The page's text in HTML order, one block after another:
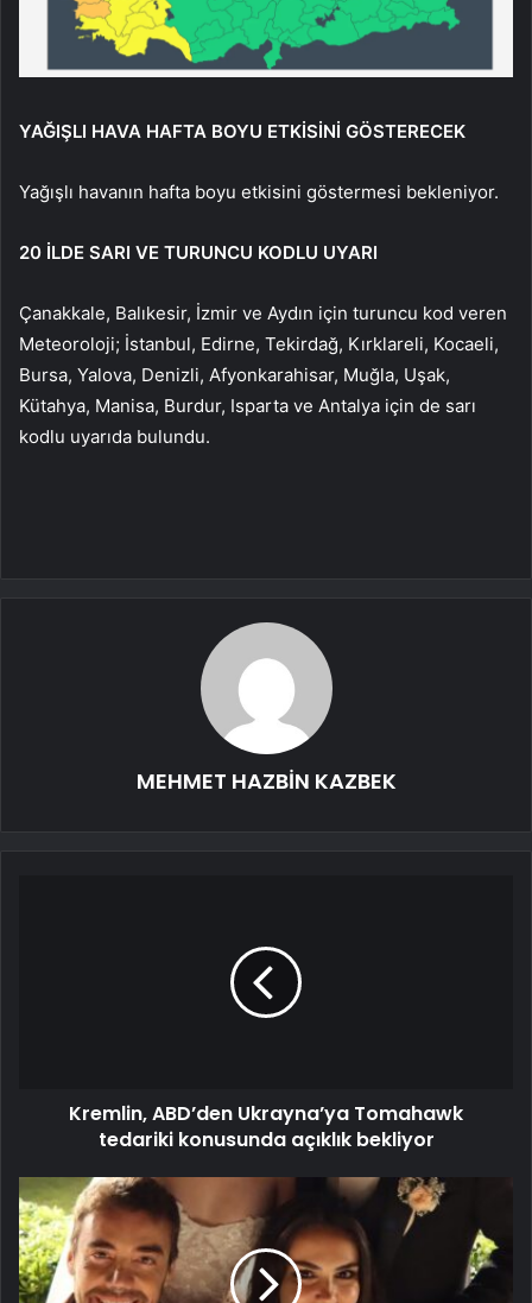
YAĞIŞLI HAVA HAFTA BOYU ETKİSİNİ GÖSTERECEK
Yağışlı havanın hafta boyu etkisini göstermesi bekleniyor.
20 İLDE SARI VE TURUNCU KODLU UYARI
Çanakkale, Balıkesir, İzmir ve Aydın için turuncu kod veren
Meteoroloji; İstanbul, Edirne, Tekirdağ, Kırklareli, Kocaeli,
Bursa, Yalova, Denizli, Afyonkarahisar, Muğla, Uşak,
Kütahya, Manisa, Burdur, Isparta ve Antalya için de sarı
kodlu uyarıda bulundu.
MEHMET HAZBİN KAZBEK
Kremlin, ABD’den Ukrayna’ya Tomahawk
tedariki konusunda açıklık bekliyor